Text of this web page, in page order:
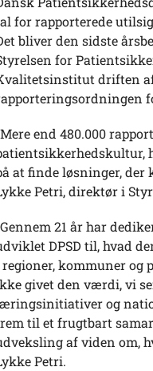
for rapporterede
bliver den sidste
for
driften
end 480.000
at finde løsninger, der
Petri, direktør i
21 år har
DPSD til, hvad
kommuner og
givet den værdi, vi
og
til et frugtbart
af viden om,
Petri.